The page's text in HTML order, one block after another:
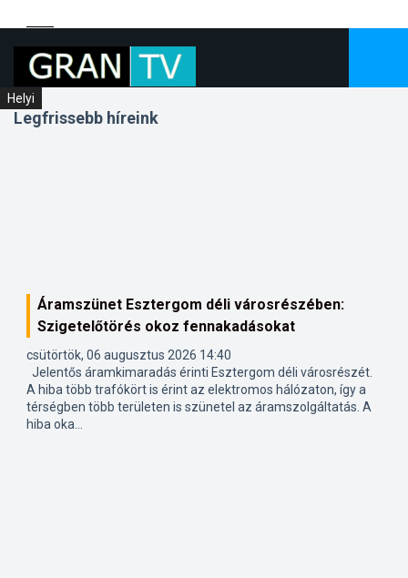
Legfrissebb híreink
Helyi
Áramszünet Esztergom déli városrészében:
Szigetelőtörés okoz fennakadásokat
csütörtök, 06 augusztus 2026 14:40
Jelentős áramkimaradás érinti Esztergom déli városrészét.
A hiba több trafókört is érint az elektromos hálózaton, így a
térségben több területen is szünetel az áramszolgáltatás. A
hiba oka...
Helyi
Helyi